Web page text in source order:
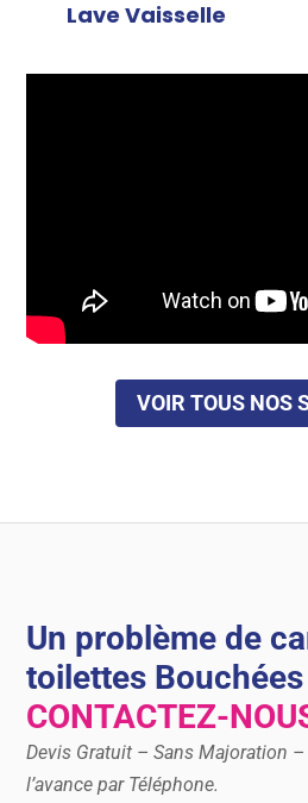
Lave Vaisselle
VOIR TOUS NOS
Un problème de
toilettes Bouchées
CONTACTEZ-
Devis Gratuit – Sans Majoration
l’avance par Téléphone.